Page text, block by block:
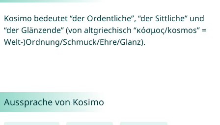
Kosimo bedeutet “der Ordentliche”, “der Sittliche” und
“der Glänzende” (von altgriechisch “κόσμος/kosmos” =
Welt-)Ordnung/Schmuck/Ehre/Glanz).
Aussprache von Kosimo